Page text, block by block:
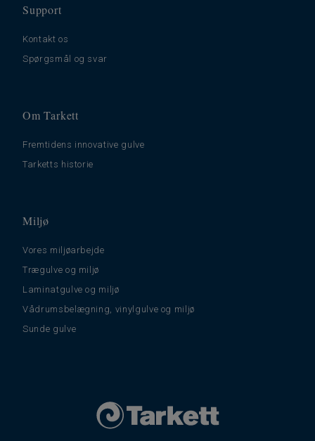
Support
Kontakt os
Spørgsmål og svar
Om Tarkett
Fremtidens innovative gulve
Tarketts historie
Miljø
Vores miljøarbejde
Trægulve og miljø
Laminatgulve og miljø
Vådrumsbelægning, vinylgulve og miljø
Sunde gulve